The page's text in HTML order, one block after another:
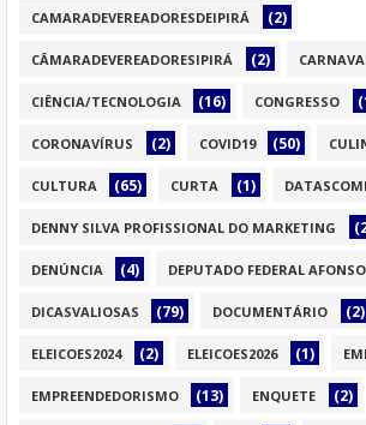
CAMARADEVEREADORESDEIPIRÁ (2)
CÂMARADEVEREADORESIPIRÁ (2)
CIÊNCIA/TECNOLOGIA (16) CONGRESSO
CORONAVÍRUS (2) COVID19 (50)
CULTURA (65) CURTA (1)
DENNY SILVA PROFISSIONAL DO MARKETING
DENÚNCIA (4) DEPUTADO FEDERAL
DICASVALIOSAS (79) DOCUMENTÁRIO (2)
ELEICOES2024 (2) ELEICOES2026 (1)
EMPREENDEDORISMO (13) ENQUETE (2)